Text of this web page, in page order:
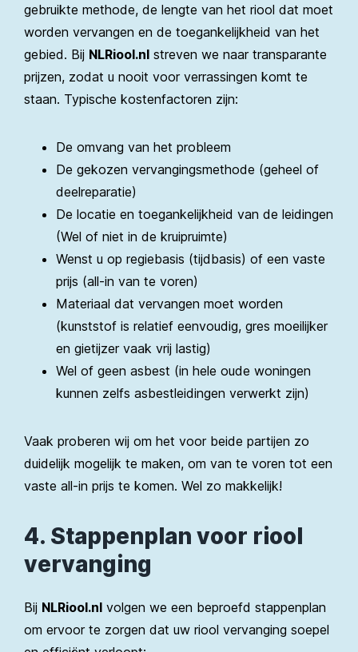
gebruikte methode, de lengte van het riool dat moet
worden vervangen en de toegankelijkheid van het
gebied. Bij NLRiool.nl streven we naar transparante
prijzen, zodat u nooit voor verrassingen komt te
staan. Typische kostenfactoren zijn:
De omvang van het probleem
De gekozen vervangingsmethode (geheel of
deelreparatie)
De locatie en toegankelijkheid van de leidingen
(Wel of niet in de kruipruimte)
Wenst u op regiebasis (tijdbasis) of een vaste
prijs (all-in van te voren)
Materiaal dat vervangen moet worden
(kunststof is relatief eenvoudig, gres moeilijker
en gietijzer vaak vrij lastig)
Wel of geen asbest (in hele oude woningen
kunnen zelfs asbestleidingen verwerkt zijn)
Vaak proberen wij om het voor beide partijen zo
duidelijk mogelijk te maken, om van te voren tot een
vaste all-in prijs te komen. Wel zo makkelijk!
4. Stappenplan voor riool
vervanging
Bij NLRiool.nl volgen we een beproefd stappenplan
om ervoor te zorgen dat uw riool vervanging soepel